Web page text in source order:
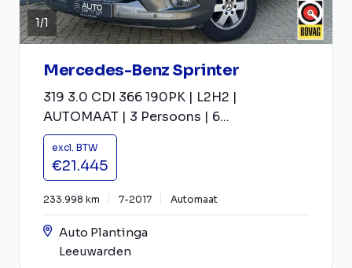
1/1
Mercedes-Benz Sprinter
319 3.0 CDI 366 190PK | L2H2 |
AUTOMAAT | 3 Persoons | 6...
excl. BTW
€21.445
233.998 km 7-2017 Automaat
Auto Plantinga
Leeuwarden